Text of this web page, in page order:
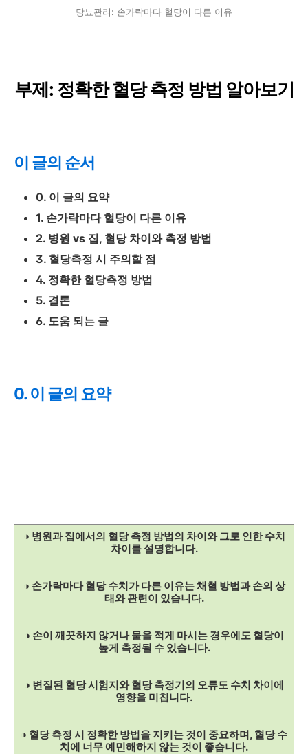
당뇨관리: 손가락마다 혈당이 다른 이유
부제: 정확한 혈당 측정 방법 알아보기
이 글의 순서
0. 이 글의 요약
1. 손가락마다 혈당이 다른 이유
2. 병원 vs 집, 혈당 차이와 측정 방법
3. 혈당측정 시 주의할 점
4. 정확한 혈당측정 방법
5. 결론
6. 도움 되는 글
0. 이 글의 요약
◑ 병원과 집에서의 혈당 측정 방법의 차이와 그로 인한 수치
차이를 설명합니다.
◑ 손가락마다 혈당 수치가 다른 이유는 채혈 방법과 손의 상
태와 관련이 있습니다.
◑ 손이 깨끗하지 않거나 물을 적게 마시는 경우에도 혈당이
높게 측정될 수 있습니다.
◑ 변질된 혈당 시험지와 혈당 측정기의 오류도 수치 차이에
영향을 미칩니다.
◑ 혈당 측정 시 정확한 방법을 지키는 것이 중요하며, 혈당 수
치에 너무 예민해하지 않는 것이 좋습니다.